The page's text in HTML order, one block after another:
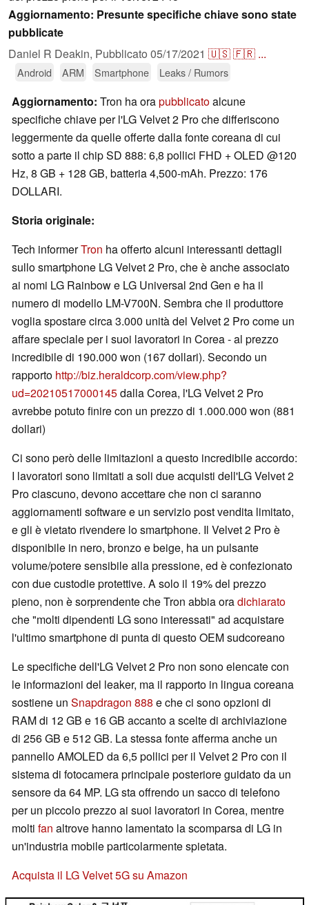
Aggiornamento: Presunte specifiche chiave sono state
pubblicate
Daniel R Deakin, Pubblicato 05/17/2021 🇺🇸🇫🇷 ...
Android ARM Smartphone Leaks / Rumors
Aggiornamento: Tron ha orapubblicatoalcune
specifiche chiave per l'LG Velvet 2 Pro che differiscono
leggermente da quelle offerte dalla fonte coreana di cui
sotto a parte il chip SD 888: 6,8 pollici FHD + OLED @120
Hz, 8 GB + 128 GB, batteria 4,500-mAh. Prezzo: 176
DOLLARI.
Storia originale:
Tech informerTron ha offerto alcuni interessanti dettagli
sullo smartphone LG Velvet 2 Pro, che è anche associato
ai nomi LG Rainbow e LG Universal 2nd Gen e ha il
numero di modello LM-V700N. Sembra che il produttore
voglia spostare circa 3.000 unità del Velvet 2 Pro come un
affare speciale per i suoi lavoratori in Corea - al prezzo
incredibile di 190.000 won (167 dollari). Secondo un
rapporto http://biz.heraldcorp.com/view.php?
ud=20210517000145dalla Corea, l'LG Velvet 2 Pro
avrebbe potuto finire con un prezzo di 1.000.000 won (881
dollari)
Ci sono però delle limitazioni a questo incredibile accordo:
I lavoratori sono limitati a soli due acquisti dell'LG Velvet 2
Pro ciascuno, devono accettare che non ci saranno
aggiornamenti software e un servizio post vendita limitato,
e gli è vietato rivendere lo smartphone. Il Velvet 2 Pro è
disponibile in nero, bronzo e beige, ha un pulsante
volume/potere sensibile alla pressione, ed è confezionato
con due custodie protettive. A solo il 19% del prezzo
pieno, non è sorprendente che Tron abbia oradichiarato
che "molti dipendenti LG sono interessati" ad acquistare
l'ultimo smartphone di punta di questo OEM sudcoreano
Le specifiche dell'LG Velvet 2 Pro non sono elencate con
le informazioni del leaker, ma il rapporto in lingua coreana
sostiene un Snapdragon 888 e che ci sono opzioni di
RAM di 12 GB e 16 GB accanto a scelte di archiviazione
di 256 GB e 512 GB. La stessa fonte afferma anche un
pannello AMOLED da 6,5 pollici per il Velvet 2 Pro con il
sistema di fotocamera principale posteriore guidato da un
sensore da 64 MP. LG sta offrendo un sacco di telefono
per un piccolo prezzo ai suoi lavoratori in Corea, mentre
molti fan altrove hanno lamentato la scomparsa di LG in
un'industria mobile particolarmente spietata.
Acquista il LG Velvet 5G su Amazon